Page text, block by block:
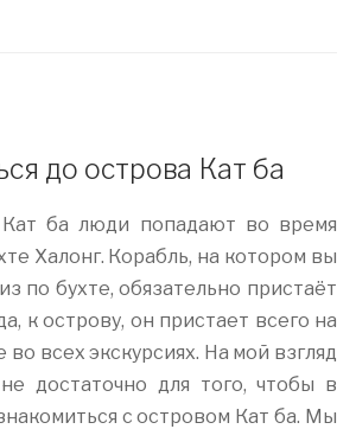
до острова Кат ба
ба люди попадают во время
Халонг. Корабль, на котором вы
по бухте, обязательно пристаёт
к острову, он пристает всего на
во всех экскурсиях. На мой взгляд
достаточно для того, чтобы в
с островом Кат ба. Мы